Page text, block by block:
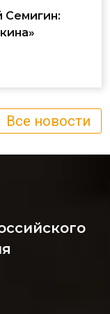
Семигин:
Все новости